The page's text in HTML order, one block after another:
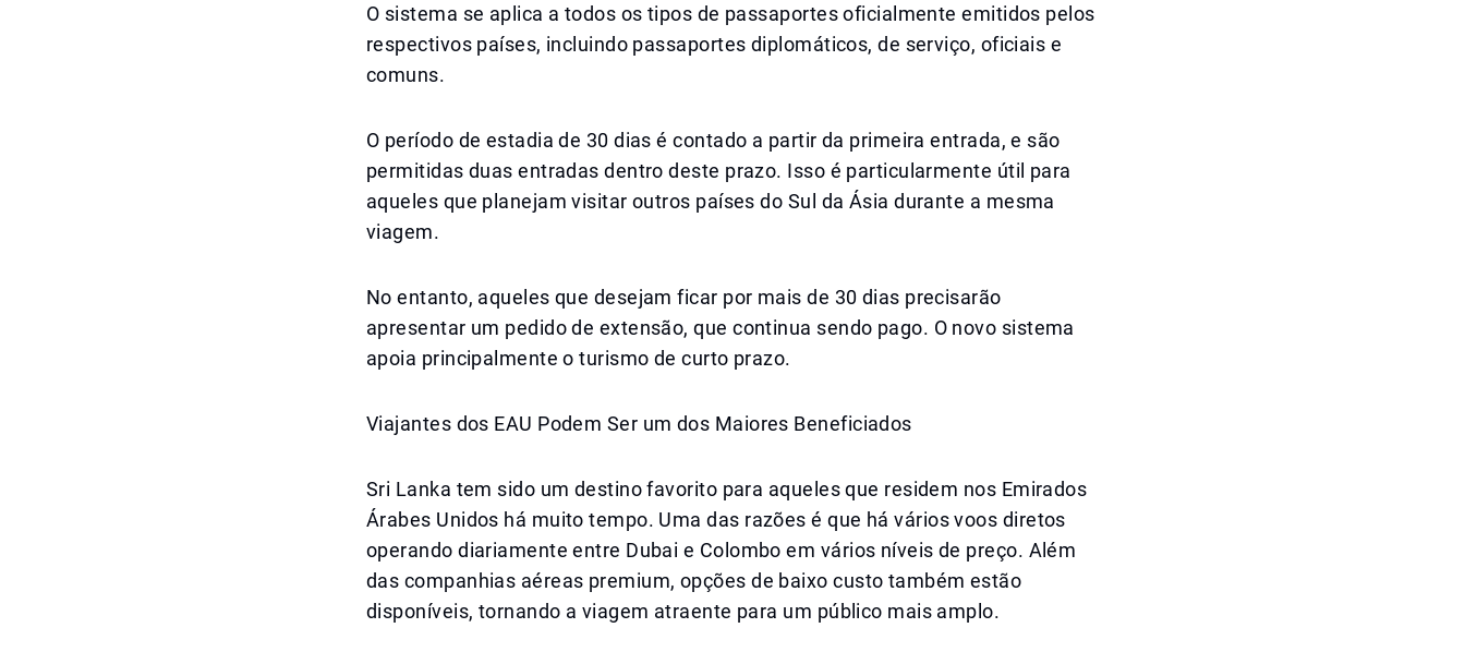
O sistema se aplica a todos os tipos de passaportes oficialmente emitidos pelos
respectivos países, incluindo passaportes diplomáticos, de serviço, oficiais e
comuns.
O período de estadia de 30 dias é contado a partir da primeira entrada, e são
permitidas duas entradas dentro deste prazo. Isso é particularmente útil para
aqueles que planejam visitar outros países do Sul da Ásia durante a mesma
viagem.
No entanto, aqueles que desejam ficar por mais de 30 dias precisarão
apresentar um pedido de extensão, que continua sendo pago. O novo sistema
apoia principalmente o turismo de curto prazo.
Viajantes dos EAU Podem Ser um dos Maiores Beneficiados
Sri Lanka tem sido um destino favorito para aqueles que residem nos Emirados
Árabes Unidos há muito tempo. Uma das razões é que há vários voos diretos
operando diariamente entre Dubai e Colombo em vários níveis de preço. Além
das companhias aéreas premium, opções de baixo custo também estão
disponíveis, tornando a viagem atraente para um público mais amplo.